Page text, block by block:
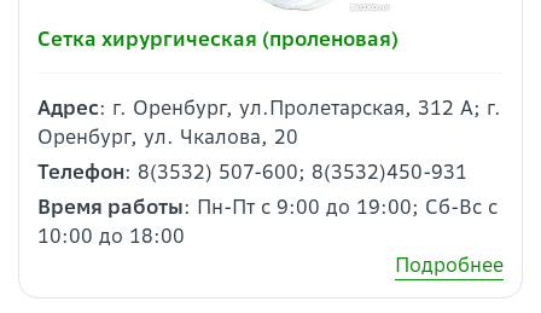
Сетка хирургическая (проленовая)
Адрес: г. Оренбург, ул.Пролетарская, 312 А; г.
Оренбург, ул. Чкалова, 20
Телефон: 8(3532) 507-600; 8(3532)450-931
Время работы: Пн-Пт с 9:00 до 19:00; Сб-Вс с
10:00 до 18:00
Подробнее